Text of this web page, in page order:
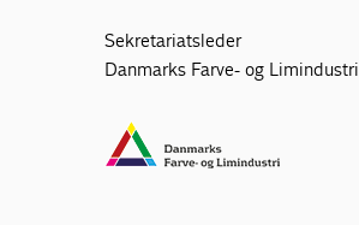
Sekretariatsleder
Danmarks Farve- og Limindustri